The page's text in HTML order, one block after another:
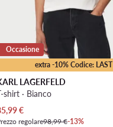
extra -10% Codice: LAST
Occasione
LAGERFELD
shirt · Bianco
attuale
€
regolare98,99 €-13%